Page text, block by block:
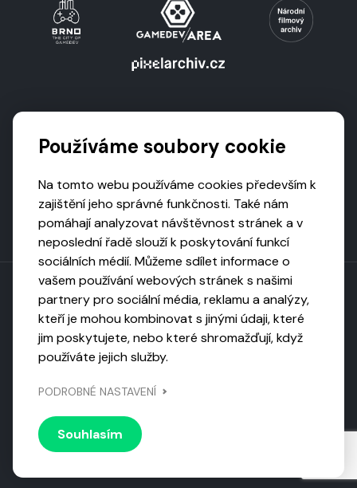
Toto dílo podléhá licenci CC BY-NC-ND
Uveďte původ, neužívejte komerčně, nezpracovávejte.
Národní knihovnou ČR
© 2026 Visiongame. Všechna práva vyhrazena.
ochrany soukromí
Používáme soubory cookie
Na tomto webu používáme cookies především k
zajištění jeho správné funkčnosti. Také nám
pomáhají analyzovat návštěvnost stránek a v
neposlední řadě slouží k poskytování funkcí
sociálních médií. Můžeme sdílet informace o
vašem používání webových stránek s našimi
partnery pro sociální média, reklamu a analýzy,
kteří je mohou kombinovat s jinými údaji, které
jim poskytujete, nebo které shromažďují, když
používáte jejich služby.
PODROBNÉ NASTAVENÍ
Souhlasím